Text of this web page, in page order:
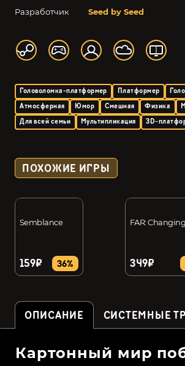
Разработчик
Seed by Seed
Головоломка-платформер Платформер
Атмосферная
Юмор Смешная Физика
Для всей семьи
Мультипликация 3D-
ПОХОЖИЕ ИГРЫ
Semblance
159₽ 36%
FAR:
349₽
ОПИСАНИЕ СИСТЕМНЫЕ
Картонный мир